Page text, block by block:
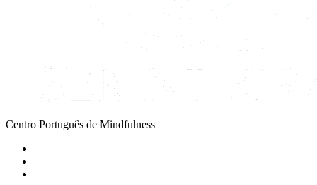
Centro Português de Mindfulness